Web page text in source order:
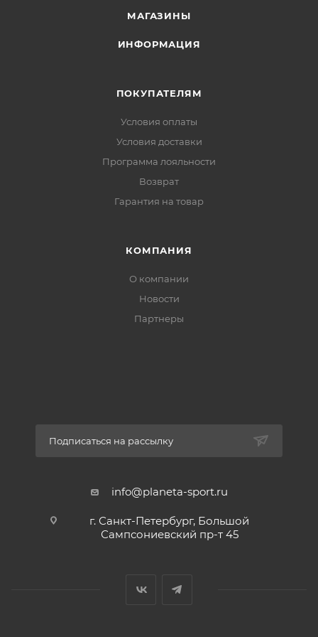
МАГАЗИНЫ
ИНФОРМАЦИЯ
ПОКУПАТЕЛЯМ
Условия оплаты
Условия доставки
Программа лояльности
Возврат
Гарантия на товар
КОМПАНИЯ
О компании
Новости
Партнеры
Подписаться на рассылку
info@planeta-sport.ru
г. Санкт-Петербург, Большой
Сампсониевский пр-т 45